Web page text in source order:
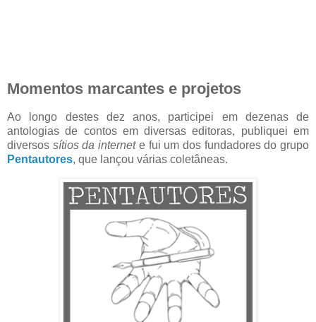
Momentos marcantes e projetos
Ao longo destes dez anos, participei em dezenas de
antologias de contos em diversas editoras, publiquei em
diversos sítios da internete fui um dos fundadores do grupo
Pentautores, que lançou várias coletâneas.